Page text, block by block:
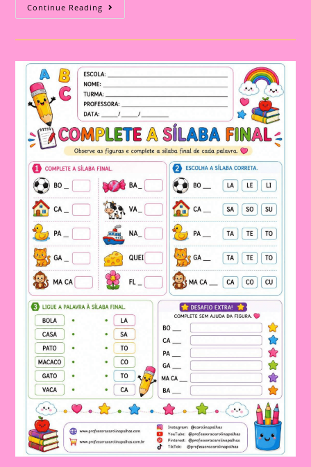
Continue Reading ATIVIDADE
DE
LETRAS,
SÍLABAS
PARA
TRABALHAR
DE
FORMA
LÚDICA
NA
EDUCAÇÃO
INFANTIL